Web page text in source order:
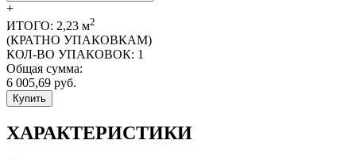
+
ИТОГО: 2,23 м2
(КРАТНО УПАКОВКАМ)
КОЛ-ВО УПАКОВОК: 1
Общая сумма:
6 005,69 руб.
Купить
ХАРАКТЕРИСТИКИ